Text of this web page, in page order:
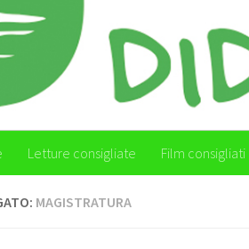
Letture consigliate Film consigliati
MAGISTRATURA